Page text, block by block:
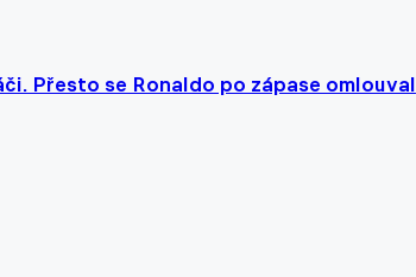
Přesto se Ronaldo po zápase omlouval